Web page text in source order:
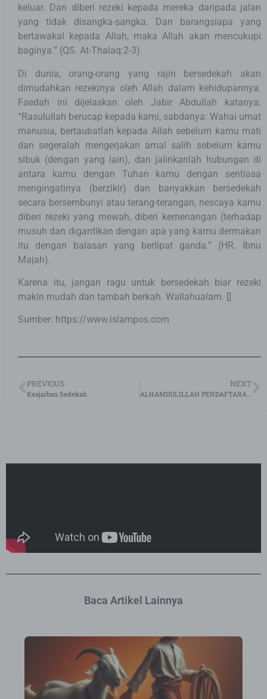
keluar. Dan diberi rezeki kepada mereka daripada jalan
yang tidak disangka-sangka. Dan barangsiapa yang
bertawakal kepada Allah, maka Allah akan mencukupi
baginya.” (QS. At-Thalaq:2-3).
Di dunia, orang-orang yang rajin bersedekah akan
dimudahkan rezekinya oleh Allah dalam kehidupannya.
Faedah ini dijelaskan oleh Jabir Abdullah katanya:
“Rasulullah berucap kepada kami, sabdanya: Wahai umat
manusia, bertaubatlah kepada Allah sebelum kamu mati
dan segeralah mengerjakan amal salih sebelum kamu
sibuk (dengan yang lain), dan jalinkanlah hubungan di
antara kamu dengan Tuhan kamu dengan sentiasa
mengingatinya (berzikir) dan banyakkan bersedekah
secara bersembunyi atau terang-terangan, nescaya kamu
diberi rezeki yang mewah, diberi kemenangan (terhadap
musuh dan digantikan dengan apa yang kamu dermakan
itu dengan balasan yang berlipat ganda.” (HR. Ibnu
Majah).
Karena itu, jangan ragu untuk bersedekah biar rezeki
makin mudah dan tambah berkah. Wallahualam. []
Sumber: https://www.islampos.com
PREVIOUS
Keajaiban Sedekah
NEXT
Baca Artikel Lainnya